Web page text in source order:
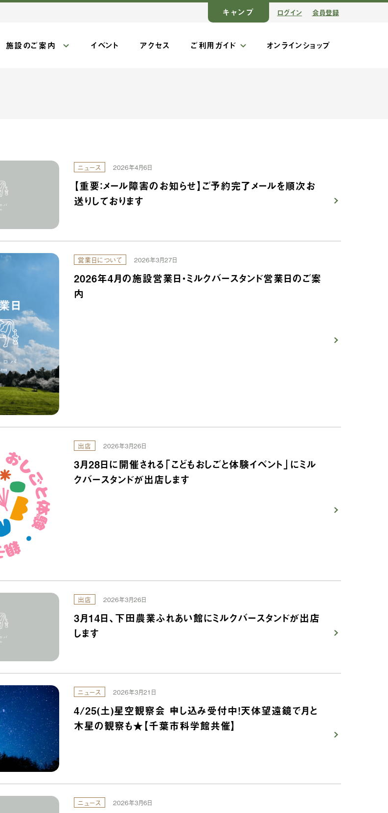
キャンプ ログイン 会員登録
施設のご案内 イベント アクセス ご利用ガイド オンラインショップ
ニュース 2026年4月6日
【重要：メール障害のお知らせ】ご予約完了メールを順次お
送りしております
営業日について 2026年3月27日
2026年4月の施設営業日・ミルクバースタンド営業日のご案
内
出店 2026年3月26日
3月28日に開催される「こどもおしごと体験イベント」にミル
クバースタンドが出店します
出店 2026年3月26日
3月14日、下田農業ふれあい館にミルクバースタンドが出店
します
ニュース 2026年3月21日
4/25(土)星空観察会 申し込み受付中！天体望遠鏡で月と
木星の観察も★【千葉市科学館共催】
ニュース 2026年3月6日